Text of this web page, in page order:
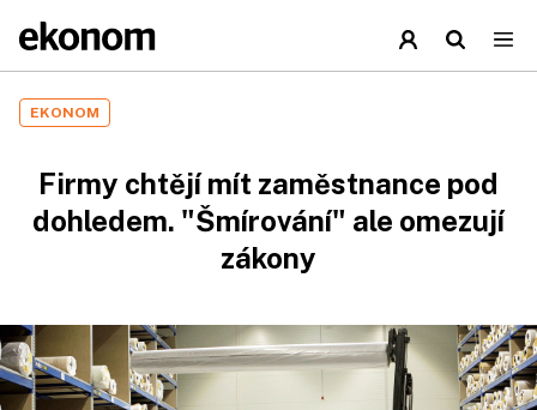
EKONOM
Firmy chtějí mít zaměstnance pod
dohledem. "Šmírování" ale omezují
zákony